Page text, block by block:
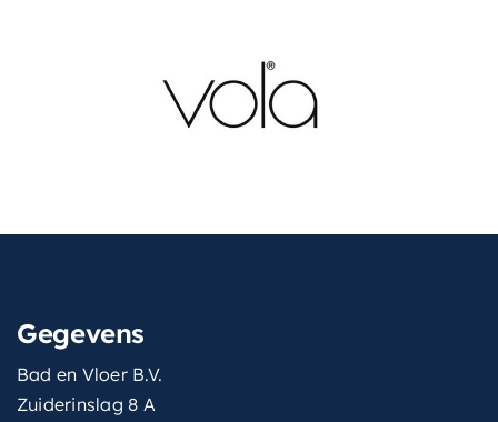
Gegevens
Bad en Vloer B.V.
Zuiderinslag 8 A